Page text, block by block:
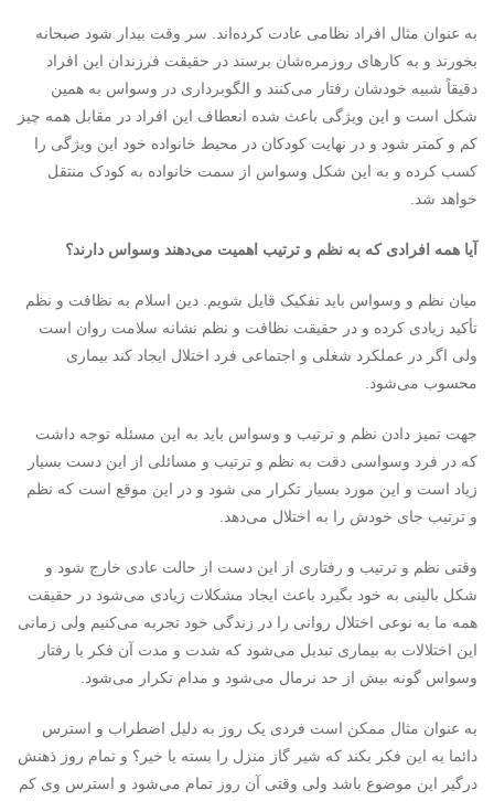
به عنوان مثال افراد نظامی عادت کرده‌اند. سر وقت بیدار شود صبحانه
بخورند و به کارهای روزمره‌شان برسند در حقیقت فرزندان این افراد
دقیقاً شبیه خودشان رفتار می‌کنند و الگوبرداری در وسواس به همین
شکل است و این ویژگی باعث شده انعطاف‌ این افراد در مقابل همه چیز
کم و کمتر شود و در نهایت کودکان در محیط خانواده خود این ویژگی را
کسب کرده و به این شکل وسواس از سمت خانواده به کودک منتقل
خواهد شد.
آیا همه افرادی که به نظم و ترتیب اهمیت می‌دهند وسواس دارند؟
میان نظم و وسواس باید تفکیک قایل شویم. دین اسلام به نظافت و نظم
تأکید زیادی کرده و در حقیقت نظافت و نظم نشانه سلامت روان است
ولی اگر در عملکرد شغلی و اجتماعی فرد اختلال ایجاد کند بیماری
محسوب می‌شود.
جهت تمیز دادن نظم و ترتیب و وسواس باید به این مسئله توجه داشت
که در فرد وسواسی دقت به نظم و ترتیب و مسائلی از این دست بسیار
زیاد است و این مورد بسیار تکرار می شود و در این موقع است که نظم
و ترتیب جای خودش را به اختلال می‌دهد.
وقتی نظم و ترتیب و رفتاری از این دست از حالت عادی خارج شود و
شکل بالینی به خود بگیرد باعث ایجاد مشکلات زیادی می‌شود در حقیقت
همه ما به نوعی اختلال روانی را در زندگی خود تجربه می‌کنیم ولی زمانی
این اختلالات به بیماری تبدیل می‌شود که شدت و مدت آن فکر یا رفتار
وسواس گونه بیش از حد نرمال می‌شود و مدام تکرار می‌شود.
به عنوان مثال ممکن است فردی یک روز به دلیل اضطراب و استرس
دائما به این فکر بکند که شیر گاز منزل را بسته یا خیر؟ و تمام روز ذهنش
درگیر این موضوع باشد ولی وقتی آن روز تمام می‌شود و استرس وی کم